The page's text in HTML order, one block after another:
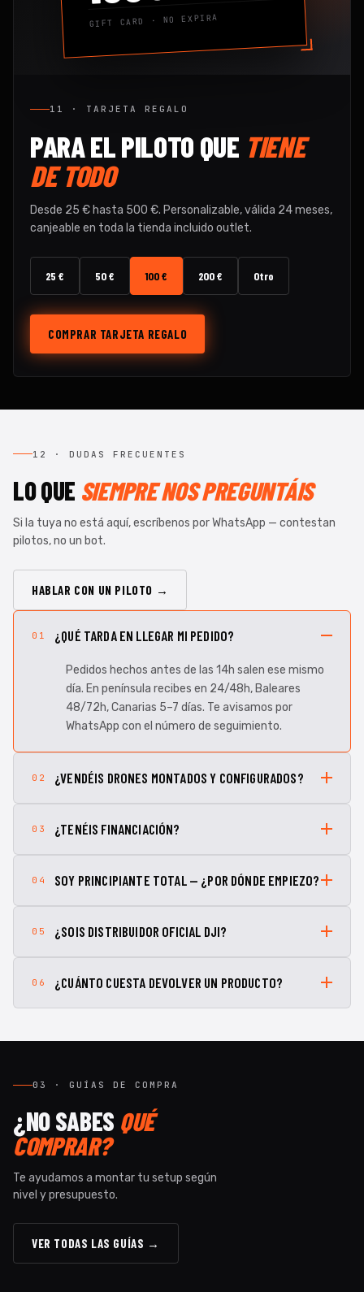
GIFT CARD · NO EXPIRA
11 · TARJETA REGALO
PARA EL PILOTO QUE TIENE
DE TODO
Desde 25 € hasta 500 €. Personalizable, válida 24 meses,
canjeable en toda la tienda incluido outlet.
25 € 50 € 100 € 200 € Otro
COMPRAR TARJETA REGALO
12 · DUDAS FRECUENTES
LO QUE SIEMPRE NOS PREGUNTÁIS
Si la tuya no está aquí, escríbenos por WhatsApp — contestan
pilotos, no un bot.
HABLAR CON UN PILOTO →
01 ¿QUÉ TARDA EN LLEGAR MI PEDIDO?
Pedidos hechos antes de las 14h salen ese mismo
día. En península recibes en 24/48h, Baleares
48/72h, Canarias 5–7 días. Te avisamos por
WhatsApp con el número de seguimiento.
02 ¿VENDÉIS DRONES MONTADOS Y CONFIGURADOS?
03 ¿TENÉIS FINANCIACIÓN?
04 SOY PRINCIPIANTE TOTAL — ¿POR DÓNDE EMPIEZO?
05 ¿SOIS DISTRIBUIDOR OFICIAL DJI?
06 ¿CUÁNTO CUESTA DEVOLVER UN PRODUCTO?
03 · GUÍAS DE COMPRA
¿NO SABES QUÉ
COMPRAR?
Te ayudamos a montar tu setup según
nivel y presupuesto.
VER TODAS LAS GUÍAS →